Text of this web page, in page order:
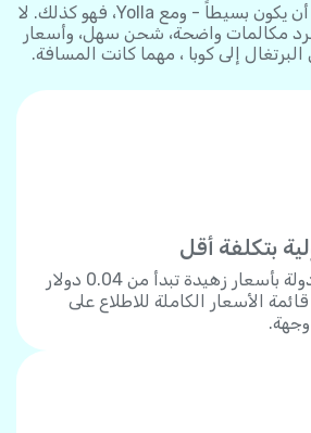
البقاء على اتصال يجب أن يكون بسيطاً - ومع Yolla، فهو كذلك. لا
مكالمات واضحة، شحن سهل، وأسعار
إلى كوبا ، مهما كانت المسافة.
بتكلفة أقل
اتصل بأكثر من 190 دولة بأسعار زهيدة تبدأ من 0.04 دولار
الأسعار الكاملة للاطلاع على